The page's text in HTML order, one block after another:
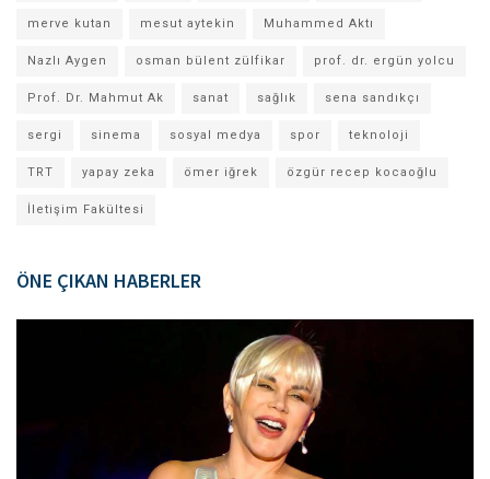
merve kutan mesut aytekin Muhammed Aktı
Nazlı Aygen osman bülent zülfikar prof. dr. ergün yolcu
Prof. Dr. Mahmut Ak sanat sağlık sena sandıkçı
sergi sinema sosyal medya spor teknoloji
TRT yapay zeka ömer iğrek özgür recep kocaoğlu
İletişim Fakültesi
ÖNE ÇIKAN HABERLER